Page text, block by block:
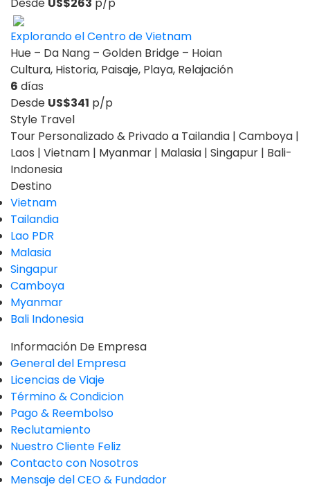
Desde US$263 p/p
Explorando el Centro de Vietnam
Hue – Da Nang – Golden Bridge – Hoian
Cultura, Historia, Paisaje, Playa, Relajación
6 días
Desde US$341 p/p
Style Travel
Tour Personalizado & Privado a Tailandia | Camboya |
Laos | Vietnam | Myanmar | Malasia | Singapur | Bali-
Indonesia
Destino
Vietnam
Tailandia
Lao PDR
Malasia
Singapur
Camboya
Myanmar
Bali Indonesia
Información De Empresa
General del Empresa
Licencias de Viaje
Término & Condicion
Pago & Reembolso
Reclutamiento
Nuestro Cliente Feliz
Contacto con Nosotros
Mensaje del CEO & Fundador